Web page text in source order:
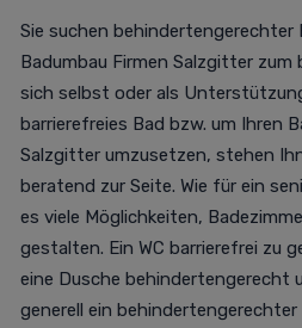
Sie suchen behindertengerechter
Badumbau Firmen Salzgitter zum
sich selbst oder als
barrierefreies Bad bzw. um Ihren
Salzgitter umzusetzen, stehen
beratend zur Seite. Wie für ein
es viele Möglichkeiten,
gestalten. Ein WC barrierefrei zu
eine Dusche behindertengerecht
generell ein